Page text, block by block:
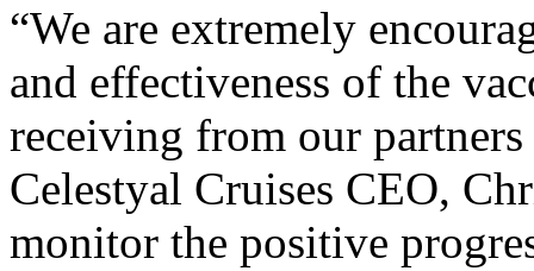
“We are extremely
and effectiveness of the
receiving from our
Celestyal Cruises CEO,
monitor the positive